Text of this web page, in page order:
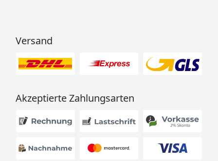
Versand
Akzeptierte Zahlungsarten